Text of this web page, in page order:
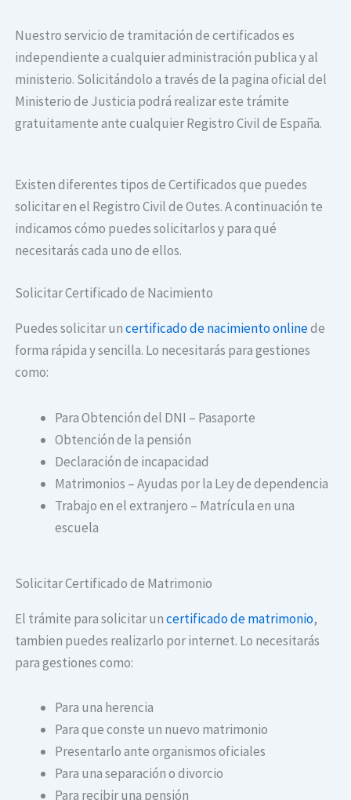
Nuestro servicio de tramitación de certificados es
independiente a cualquier administración publica y al
ministerio. Solicitándolo a través de la pagina oficial del
Ministerio de Justicia podrá realizar este trámite
gratuitamente ante cualquier Registro Civil de España.
Existen diferentes tipos de Certificados que puedes
solicitar en el Registro Civil de Outes. A continuación te
indicamos cómo puedes solicitarlos y para qué
necesitarás cada uno de ellos.
Solicitar Certificado de Nacimiento
Puedes solicitar uncertificado de nacimiento onlinede
forma rápida y sencilla. Lo necesitarás para gestiones
como:
Para Obtención del DNI – Pasaporte
Obtención de la pensión
Declaración de incapacidad
Matrimonios – Ayudas por la Ley de dependencia
Trabajo en el extranjero – Matrícula en una
escuela
Solicitar Certificado de Matrimonio
El trámite para solicitar uncertificado de matrimonio,
tambien puedes realizarlo por internet. Lo necesitarás
para gestiones como:
Para una herencia
Para que conste un nuevo matrimonio
Presentarlo ante organismos oficiales
Para una separación o divorcio
Para recibir una pensión